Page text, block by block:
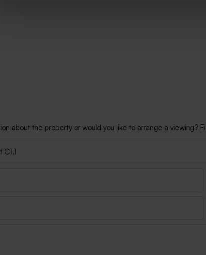
about the property or would you like to arrange a viewing?